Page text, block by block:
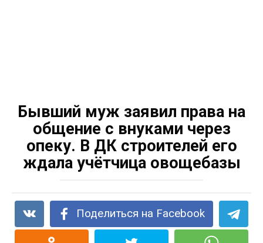
Бывший муж заявил права на
общение с внуками через
опеку. В ДК строителей его
ждала учётчица овощебазы
Поделиться на Facebook